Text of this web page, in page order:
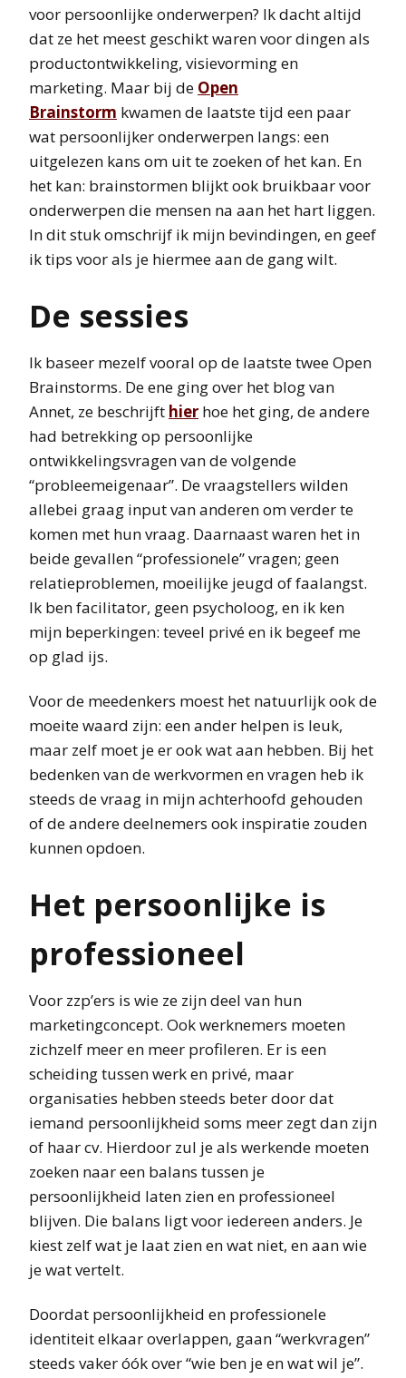
voor persoonlijke onderwerpen? Ik dacht altijd
dat ze het meest geschikt waren voor dingen als
productontwikkeling, visievorming en
marketing. Maar bij de Open
Brainstorm kwamen de laatste tijd een paar
wat persoonlijker onderwerpen langs: een
uitgelezen kans om uit te zoeken of het kan. En
het kan: brainstormen blijkt ook bruikbaar voor
onderwerpen die mensen na aan het hart liggen.
In dit stuk omschrijf ik mijn bevindingen, en geef
ik tips voor als je hiermee aan de gang wilt.
De sessies
Ik baseer mezelf vooral op de laatste twee Open
Brainstorms. De ene ging over het blog van
Annet, ze beschrijft hier hoe het ging, de andere
had betrekking op persoonlijke
ontwikkelingsvragen van de volgende
“probleemeigenaar”. De vraagstellers wilden
allebei graag input van anderen om verder te
komen met hun vraag. Daarnaast waren het in
beide gevallen “professionele” vragen; geen
relatieproblemen, moeilijke jeugd of faalangst.
Ik ben facilitator, geen psycholoog, en ik ken
mijn beperkingen: teveel privé en ik begeef me
op glad ijs.
Voor de meedenkers moest het natuurlijk ook de
moeite waard zijn: een ander helpen is leuk,
maar zelf moet je er ook wat aan hebben. Bij het
bedenken van de werkvormen en vragen heb ik
steeds de vraag in mijn achterhoofd gehouden
of de andere deelnemers ook inspiratie zouden
kunnen opdoen.
Het persoonlijke is
professioneel
Voor zzp’ers is wie ze zijn deel van hun
marketingconcept. Ook werknemers moeten
zichzelf meer en meer profileren. Er is een
scheiding tussen werk en privé, maar
organisaties hebben steeds beter door dat
iemand persoonlijkheid soms meer zegt dan zijn
of haar cv. Hierdoor zul je als werkende moeten
zoeken naar een balans tussen je
persoonlijkheid laten zien en professioneel
blijven. Die balans ligt voor iedereen anders. Je
kiest zelf wat je laat zien en wat niet, en aan wie
je wat vertelt.
Doordat persoonlijkheid en professionele
identiteit elkaar overlappen, gaan “werkvragen”
steeds vaker óók over “wie ben je en wat wil je”.